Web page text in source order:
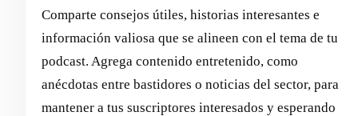
Comparte consejos útiles, historias interesantes e
información valiosa que se alineen con el tema de tu
podcast. Agrega contenido entretenido, como
anécdotas entre bastidores o noticias del sector, para
mantener a tus suscriptores interesados y esperando